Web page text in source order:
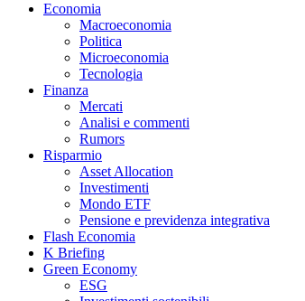
Economia
Macroeconomia
Politica
Microeconomia
Tecnologia
Finanza
Mercati
Analisi e commenti
Rumors
Risparmio
Asset Allocation
Investimenti
Mondo ETF
Pensione e previdenza integrativa
Flash Economia
K Briefing
Green Economy
ESG